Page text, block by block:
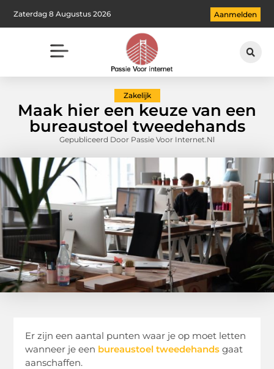
Zaterdag 8 Augustus 2026 Aanmelden
Zakelijk
Maak hier een keuze van een
bureaustoel tweedehands
Gepubliceerd Door Passie Voor Internet.nl
Er zijn een aantal punten waar je op moet letten
wanneer je een bureaustoel tweedehands gaat
aanschaffen.